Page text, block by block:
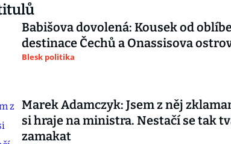
Babišova dovolená: Kousek od
destinace Čechů a Onassisova
Blesk politika
Marek Adamczyk: Jsem z něj
si hraje na ministra. Nestačí se tak
zamakat